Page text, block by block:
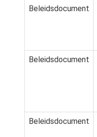
Beleidsdocument
Beleidsdocument
Beleidsdocument